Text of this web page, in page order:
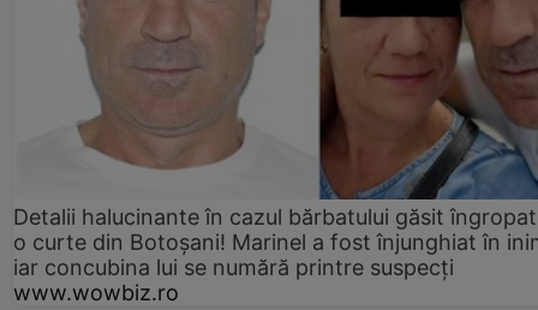
Detalii halucinante în cazul bărbatului găsit
o curte din Botoșani! Marinel a fost înjunghiat în
iar concubina lui se numără printre suspecți
www.wowbiz.ro